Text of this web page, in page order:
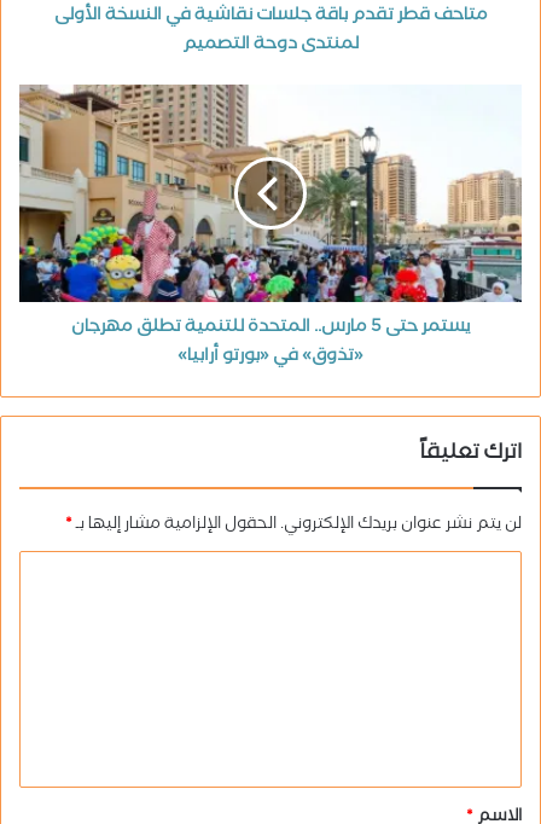
متاحف قطر تقدم باقة جلسات نقاشية في النسخة الأولى
لمنتدى دوحة التصميم
يستمر حتى 5 مارس.. المتحدة للتنمية تطلق مهرجان
«تذوق» في «بورتو أرابيا»
اترك تعليقاً
لن يتم نشر عنوان بريدك الإلكتروني.الحقول الإلزامية مشار إليها بـ*
ق